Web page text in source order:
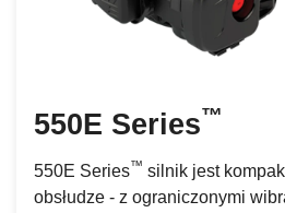
550E Series™
550E Series™ silnik jest
obsłudze - z ograniczonymi